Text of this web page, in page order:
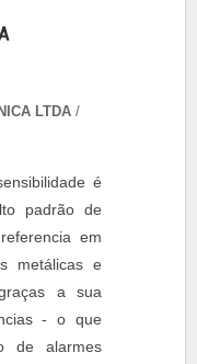
LTDA /
é
padrão de
em
metálicas e
a sua
- o que
de alarmes